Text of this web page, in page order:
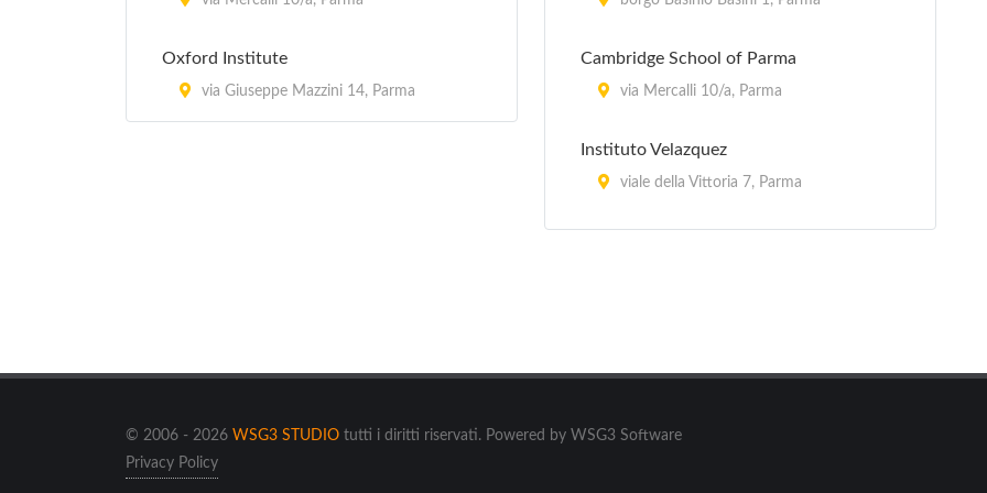
Oxford Institute
via Giuseppe Mazzini 14, Parma
Cambridge School of Parma
via Mercalli 10/a, Parma
Instituto Velazquez
viale della Vittoria 7, Parma
© 2006 - 2026 WSG3 STUDIO tutti i diritti riservati. Powered by WSG3 Software
Privacy Policy